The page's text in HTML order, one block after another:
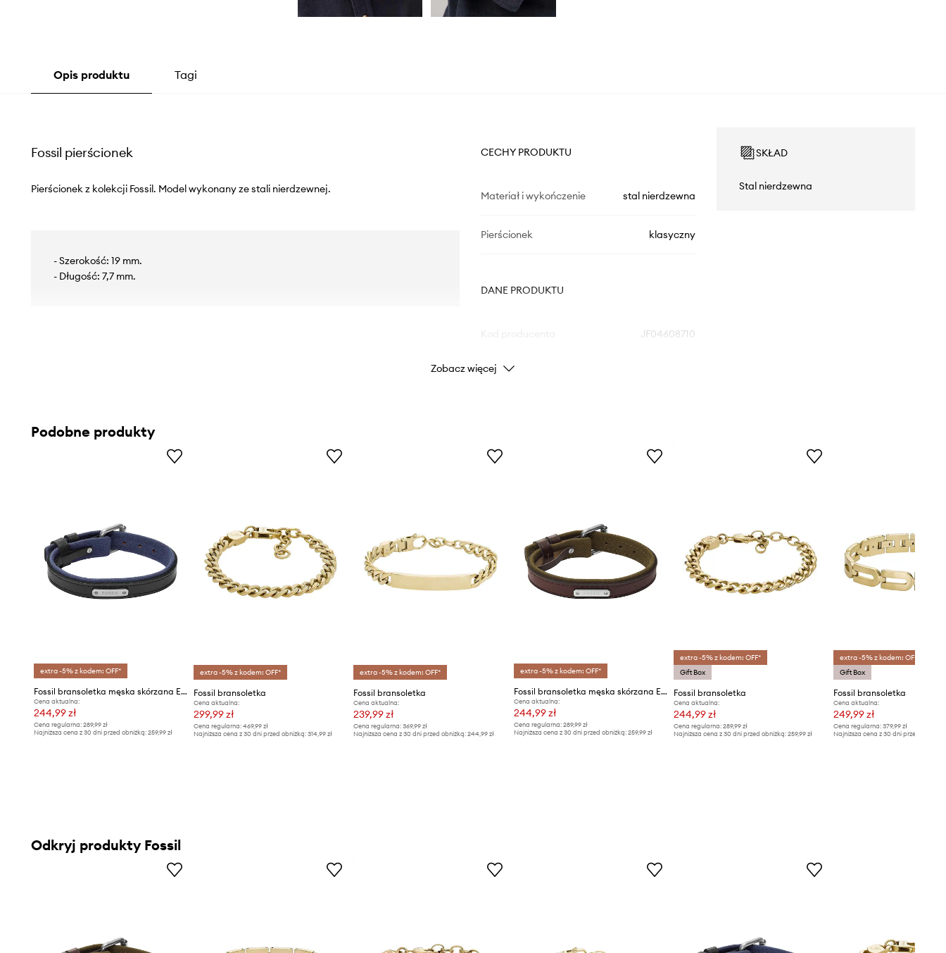
Opis produktu Tagi
Fossil pierścionek
Pierścionek z kolekcji Fossil. Model wykonany ze stali nierdzewnej.
- Szerokość: 19 mm.
- Długość: 7,7 mm.
CECHY PRODUKTU
Materiał i wykończenie stal nierdzewna
Pierścionek klasyczny
DANE PRODUKTU
JF04608710
Kolor
Producent
SKŁAD
Stal nierdzewna
Zobacz więcej
Podobne produkty
extra -5% z kodem: OFF*
Fossil bransoletka męska skórzana Everett
Cena aktualna:
244,99 zł
Cena regularna: 289,99 zł
Najniższa cena z 30 dni przed obniżką: 259,99 zł
extra -5% z kodem: OFF*
Fossil bransoletka
Cena aktualna:
299,99 zł
Cena regularna:469,99 zł
Najniższa cena z 30 dni przed obniżką:314,99 zł
extra -5% z kodem: OFF*
Fossil bransoletka
Cena aktualna:
239,99 zł
Cena regularna: 369,99 zł
Najniższa cena z 30 dni przed obniżką: 244,99 zł
extra -5% z kodem: OFF*
Fossil bransoletka męska skórzana Everett
Cena aktualna:
244,99 zł
Cena regularna: 289,99 zł
Najniższa cena z 30 dni przed obniżką: 259,99 zł
extra -5% z kodem: OFF*
Gift Box
Fossil bransoletka
Cena aktualna:
244,99 zł
Cena regularna:289,99 zł
Najniższa cena z 30 dni przed obniżką:259,99 zł
extra -5% z kodem: OFF*
Gift Box
Fossil bransoletka
Cena aktualna:
249,99 zł
Cena regularna: 379,99 zł
Najniższa cena z 30 dni przed obniżką:
Odkryj produkty Fossil